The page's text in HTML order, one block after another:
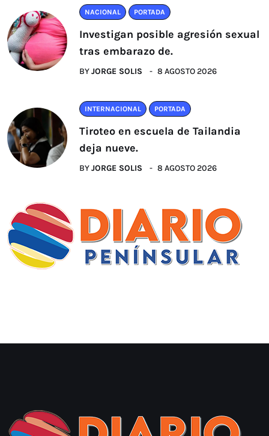
NACIONAL PORTADA
Investigan posible agresión sexual
tras embarazo de.
BYJORGE SOLIS 8 AGOSTO 2026
INTERNACIONAL PORTADA
Tiroteo en escuela de Tailandia
deja nueve.
BYJORGE SOLIS 8 AGOSTO 2026